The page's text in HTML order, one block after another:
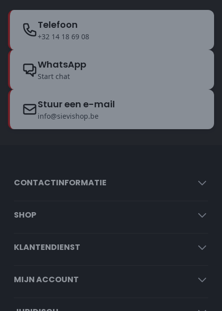
Telefoon
+32 14 18 69 08
WhatsApp
Start chat
Stuur een e-mail
info@sievishop.be
CONTACTINFORMATIE
SHOP
KLANTENDIENST
MIJN ACCOUNT